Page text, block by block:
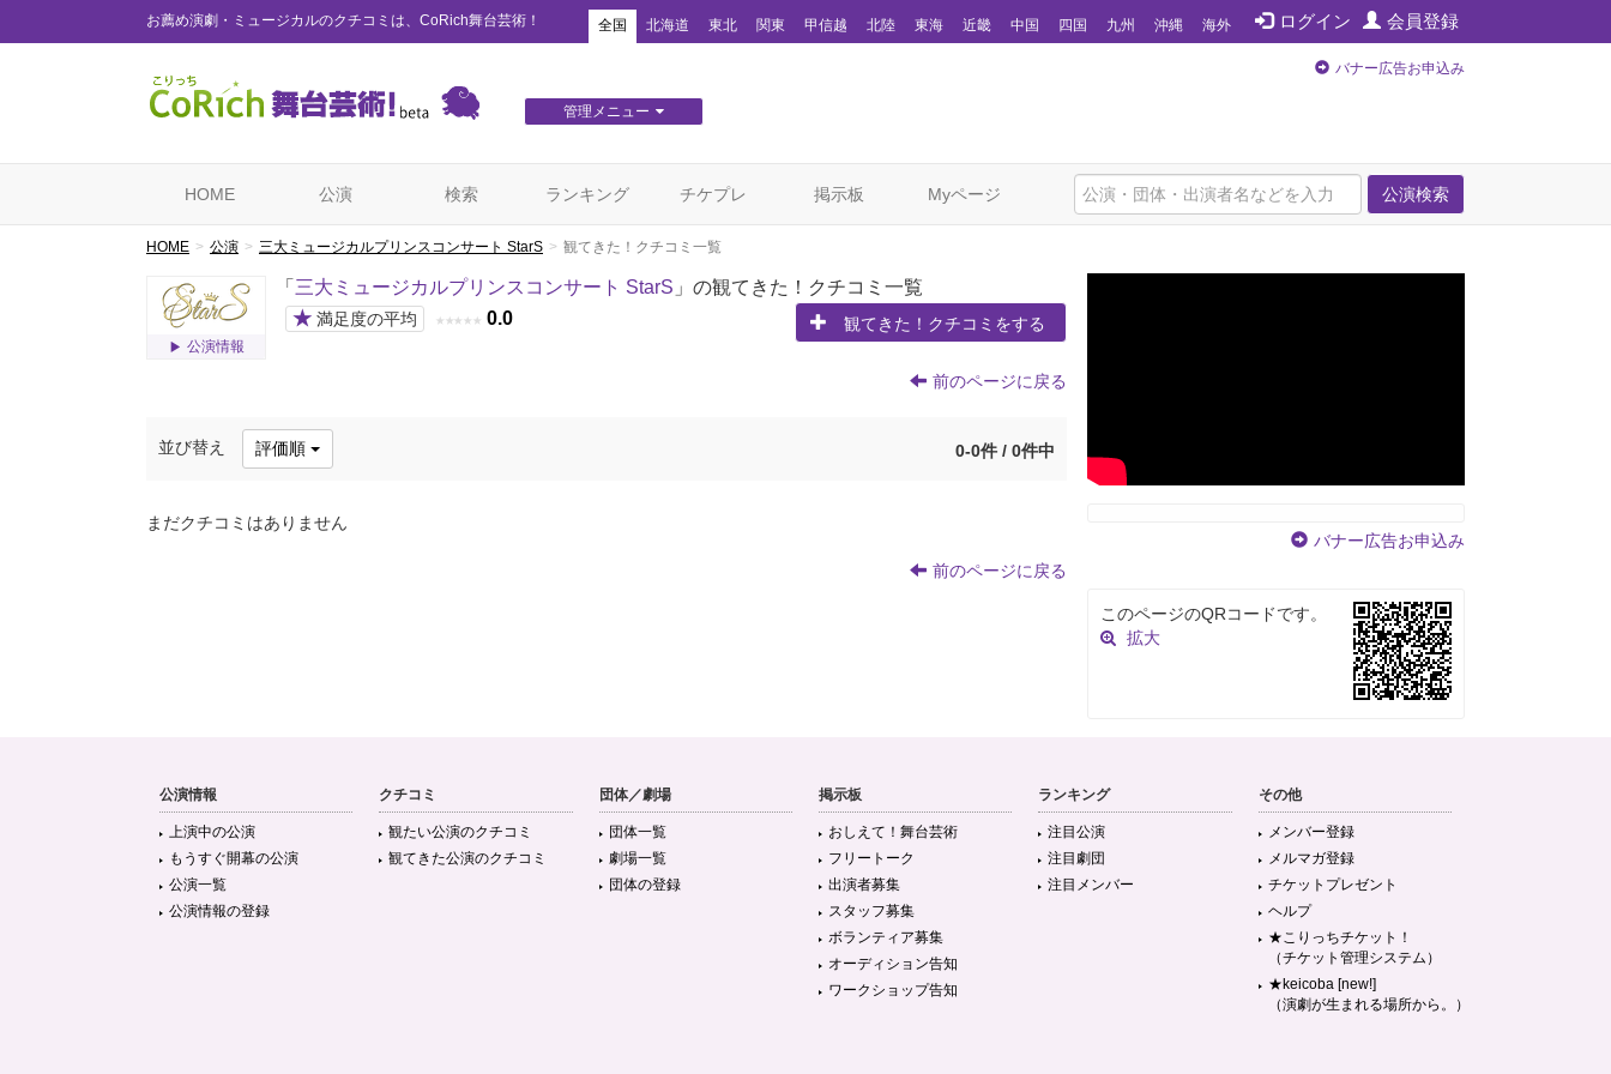
お薦め演劇・ミュージカルのクチコミは、CoRich舞台芸術！ ログイン 会員登録
全国 北海道 東北 関東 甲信越 北陸 東海 近畿 中国 四国 九州 沖縄 海外
管理メニュー
バナー広告お申込み
公演検索
HOME 公演 検索 ランキング チケプレ 掲示板 Myページ
HOME 公演 三大ミュージカルプリンスコンサート StarS 観てきた！クチコミ一覧
公演情報
「 三大ミュージカルプリンスコンサート StarS 」の観てきた！クチコミ一覧
★ 満足度の平均 ★ ★ ★ ★ ★ 0.0 観てきた！クチコミをする
前のページに戻る
並び替え 評価順 0-0件 / 0件中
まだクチコミはありません
前のページに戻る
バナー広告お申込み
このページのQRコードです。
拡大
公演情報
上演中の公演
もうすぐ開幕の公演
公演一覧
公演情報の登録
クチコミ
観たい公演のクチコミ
観てきた公演のクチコミ
団体／劇場
団体一覧
劇場一覧
団体の登録
掲示板
おしえて！舞台芸術
フリートーク
出演者募集
スタッフ募集
ボランティア募集
オーディション告知
ワークショップ告知
ランキング
注目公演
注目劇団
注目メンバー
その他
メンバー登録
メルマガ登録
チケットプレゼント
ヘルプ
★こりっちチケット！
（チケット管理システム）
★keicoba [new!]
（演劇が生まれる場所から。）